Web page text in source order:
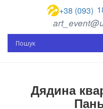
+38 (093)
Дядина